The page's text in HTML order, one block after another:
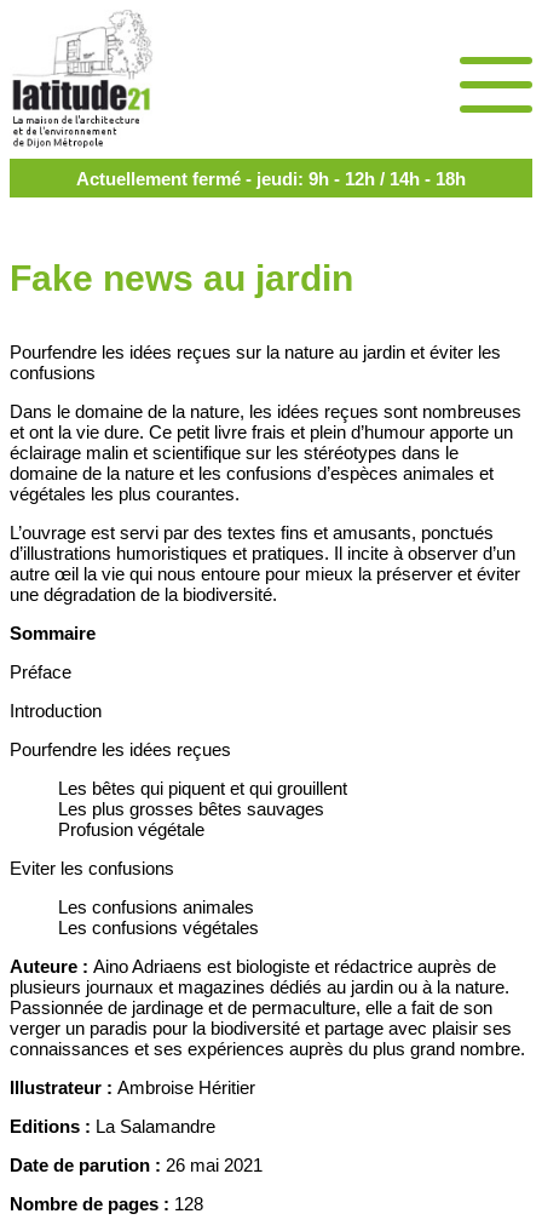
Actuellement fermé - jeudi: 9h - 12h / 14h - 18h
Fake news au jardin
Pourfendre les idées reçues sur la nature au jardin et éviter les
confusions
Dans le domaine de la nature, les idées reçues sont nombreuses
et ont la vie dure. Ce petit livre frais et plein d’humour apporte un
éclairage malin et scientifique sur les stéréotypes dans le
domaine de la nature et les confusions d’espèces animales et
végétales les plus courantes.
L’ouvrage est servi par des textes fins et amusants, ponctués
d’illustrations humoristiques et pratiques. Il incite à observer d’un
autre œil la vie qui nous entoure pour mieux la préserver et éviter
une dégradation de la biodiversité.
Sommaire
Préface
Introduction
Pourfendre les idées reçues
Les bêtes qui piquent et qui grouillent
Les plus grosses bêtes sauvages
Profusion végétale
Eviter les confusions
Les confusions animales
Les confusions végétales
Auteure : Aino Adriaens est biologiste et rédactrice auprès de
plusieurs journaux et magazines dédiés au jardin ou à la nature.
Passionnée de jardinage et de permaculture, elle a fait de son
verger un paradis pour la biodiversité et partage avec plaisir ses
connaissances et ses expériences auprès du plus grand nombre.
Illustrateur : Ambroise Héritier
Editions : La Salamandre
Date de parution : 26 mai 2021
Nombre de pages : 128